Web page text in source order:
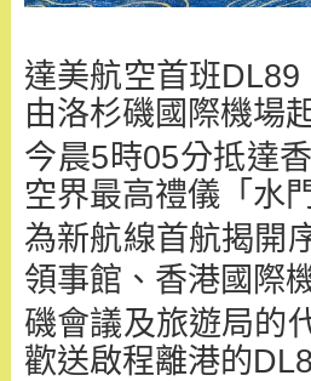
達美航空首班
由洛杉磯國際機場
今晨5時05分抵達
空界最高禮儀「水
為新航線首航揭開
領事館、 香港國際
磯會議及旅遊局的
歡送啟程離港的